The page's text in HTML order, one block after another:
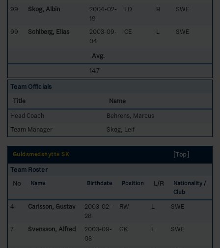
99 Skog, Albin
2004-02-
19
LD R SWE
99 Sohlberg, Elias
2003-09-
04
CE L SWE
Avg.
14.7
Team Officials
Title
Name
Head Coach
Behrens, Marcus
Team Manager
Skog, Leif
Guldsmedshytte SK
[Top]
Team Roster
No
Name Birthdate Position L/R
Nationality /
Club
4 Carlsson, Gustav
2003-02-
28
RW L SWE
7 Svensson, Alfred
2003-09-
03
GK L SWE